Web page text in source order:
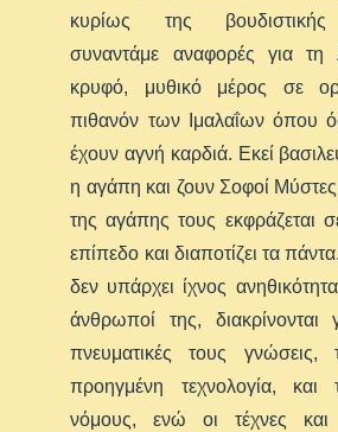
κυρίως της βουδιστικής
συναντάμε αναφορές για τη
κρυφό, μυθικό μέρος σε
πιθανόν των Ιμαλαΐων όπου
έχουν αγνή καρδιά. Εκεί
η αγάπη και ζουν Σοφοί
της αγάπης τους εκφράζεται
επίπεδο και διαποτίζει τα
δεν υπάρχει ίχνος
άνθρωποί της, διακρίνονται
πνευματικές τους γνώσεις,
προηγμένη τεχνολογία, και
νόμους, ενώ οι τέχνες και